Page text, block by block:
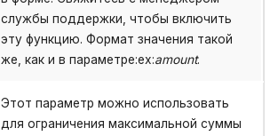
службы поддержки, чтобы включить
эту функцию. Формат значения такой
же, как и в параметре:ex:amount.
Этот параметр можно использовать
для ограничения максимальной суммы